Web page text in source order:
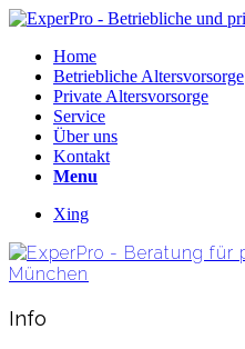
Home
Betriebliche Altersvorsorge
Private Altersvorsorge
Service
Über uns
Kontakt
Menu
Xing
Info